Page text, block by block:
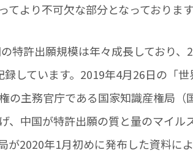
てより不可欠な部分となっております
特許出願規模は年々成長しており
録しています。2019年4月26日の「
の主務官庁である国家知識産権局（
、中国が特許出願の質と量のマイル
が2020年1月初めに発布した資料に